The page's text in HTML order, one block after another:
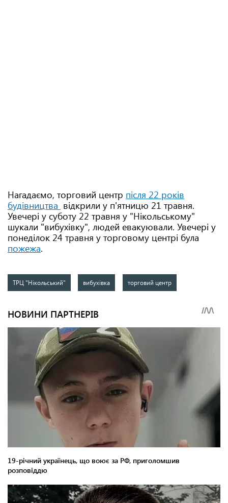
Нагадаємо, торговий центр після 22 років
будівництва відкрили у п'ятницю 21 травня.
Увечері у суботу 22 травня у "Нікольському"
шукали "вибухівку", людей евакуювали. Увечері у
понеділок 24 травня у торговому центрі була
пожежа.
ТРЦ "Нікольський" вибухівка торговий центр